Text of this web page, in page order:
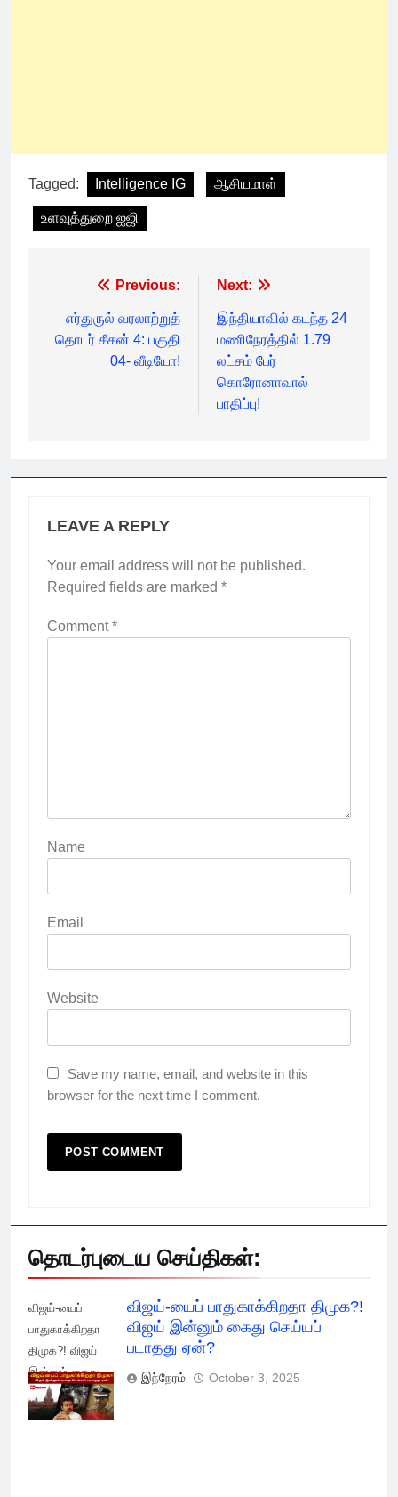
Tagged: Intelligence IG ஆசியமாள்
உளவுத்துறை ஐஜி
navigation
Previous:
எர்துருல் வரலாற்றுத்
தொடர் சீசன் 4: பகுதி
04- வீடியோ!
Next:
இந்தியாவில் கடந்த 24
மணிநேரத்தில் 1.79
லட்சம் பேர்
கொரோனாவால்
பாதிப்பு!
LEAVE A REPLY
Your email address will not be published.
Required fields are marked *
Comment*
Name
Email
Website
Save my name, email, and website in this
browser for the next time I comment.
தொடர்புடைய செய்திகள்:
விஜய்-யைப்
பாதுகாக்கிறதா
திமுக?! விஜய்
இன்னும் கைது
செய்யப் படாதது
ஏன்?
விஜய்-யைப் பாதுகாக்கிறதா திமுக?!
விஜய் இன்னும் கைது செய்யப்
படாதது ஏன்?
இந்நேரம் October 3, 2025